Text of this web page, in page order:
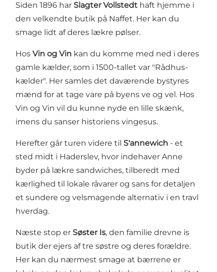
Siden 1896 har Slagter Vollstedt haft hjemme i
den velkendte butik på Naffet. Her kan du
smage lidt af deres lækre pølser.
Hos Vin og Vin kan du komme med ned i deres
gamle kælder, som i 1500-tallet var "Rådhus-
kælder". Her samles det daværende bystyres
mænd for at tage vare på byens ve og vel. Hos
Vin og Vin vil du kunne nyde en lille skænk,
imens du sanser historiens vingesus.
Herefter går turen videre til S'annewich - et
sted midt i Haderslev, hvor indehaver Anne
byder på lækre sandwiches, tilberedt med
kærlighed til lokale råvarer og sans for detaljen
et sundere og velsmagende alternativ i en travl
hverdag.
Næste stop er Søster Is, den familie drevne is
butik der ejers af tre søstre og deres forældre.
Her kan du nærmest smage at bærrene er